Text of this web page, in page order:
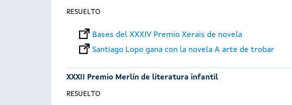
RESUELTO
Bases del XXXIV Premio Xerais de novela
Santiago Lopo gana con la novela A arte de trobar
XXXII Premio Merlín de literatura infantil
RESUELTO